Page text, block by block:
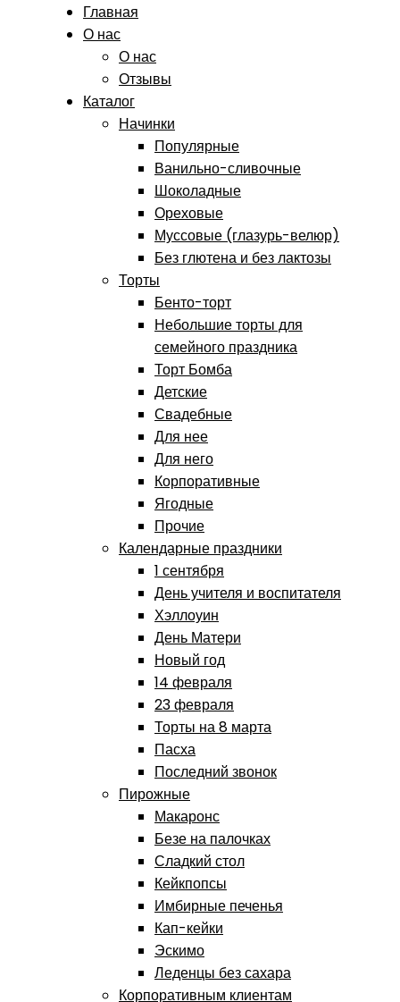
Главная
О нас
О нас
Отзывы
Каталог
Начинки
Популярные
Ванильно-сливочные
Шоколадные
Ореховые
Муссовые (глазурь-велюр)
Без глютена и без лактозы
Торты
Бенто-торт
Небольшие торты для
семейного праздника
Торт Бомба
Детские
Свадебные
Для нее
Для него
Корпоративные
Ягодные
Прочие
Календарные праздники
1 сентября
День учителя и воспитателя
Хэллоуин
День Матери
Новый год
14 февраля
23 февраля
Торты на 8 марта
Пасха
Последний звонок
Пирожные
Макаронс
Безе на палочках
Сладкий стол
Кейкпопсы
Имбирные печенья
Кап-кейки
Эскимо
Леденцы без сахара
Корпоративным клиентам